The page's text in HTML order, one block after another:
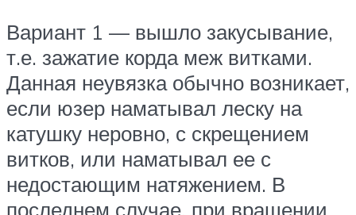
Вариант 1 — вышло закусывание,
т.е. зажатие корда меж витками.
Данная неувязка обычно возникает,
если юзер наматывал леску на
катушку неровно, с скрещением
витков, или наматывал ее с
недостающим натяжением. В
последнем случае, при вращении